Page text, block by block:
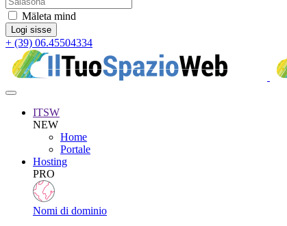
Mäleta mind
+ (39) 06.45504334
ITSW
NEW
Home
Portale
Hosting
PRO
Nomi di dominio